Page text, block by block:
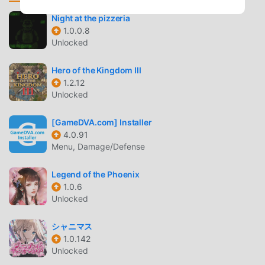
sondern stellt auch Free mod kostenlos zur Verfügung,
was Ihnen hilft, sich wiederholende mechanische
Aufgaben im Spiel zu sparen, damit Sie sich konzentrieren
selbst mit sich bringt. moddroid verspricht, dass jeder
Monster Legends -Mod den Spielern keine Gebühren in
Rechnung stellt und 100 % sicher, verfügbar und kostenlos
herunter, Sie können Monster Legends 1.0.055 mit einem
Klick herunterladen und installieren. Worauf wartest du,
lade Moddroid herunter und spiele!
EINZIGARTIGES GAMEPLAY
Monster Legends Als beliebtes rpg-Spiel hat ihm sein
einzigartiges Gameplay geholfen, eine große Anzahl von
Fans auf der ganzen Welt zu gewinnen. Im Gegensatz zu
herkömmlichen rpg-Spielen müssen Sie in Monster
Legends nur das Anfänger-Tutorial durchgehen, sodass
Night at the pizzeria
1.0.0.8
Unlocked
Hero of the Kingdom III
1.2.12
Unlocked
[GameDVA.com] Installer
4.0.91
Menu, Damage/Defense
Legend of the Phoenix
1.0.6
Unlocked
シャニマス
1.0.142
Unlocked